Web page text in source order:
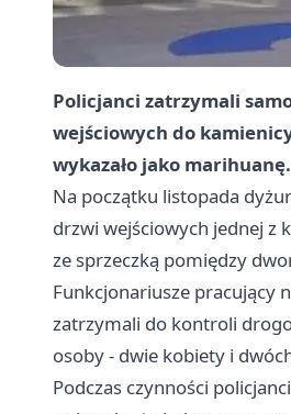
Policjanci zatrzymali
wejściowych do
wykazało jako marihuanę.
Na początku listopada
drzwi wejściowych jednej z
ze sprzeczką pomiędzy
Funkcjonariusze pracujący
zatrzymali do kontroli
osoby - dwie kobiety i
Podczas czynności